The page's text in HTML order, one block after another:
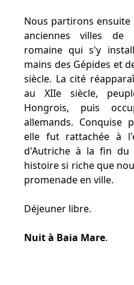
Nous partirons ensuite
anciennes villes de
romaine qui s'y
mains des Gépides et
siècle. La cité
au XIIe siècle,
Hongrois, puis
allemands. Conquise
elle fut rattachée à
d'Autriche à la fin du
histoire si riche que
promenade en ville.
Déjeuner libre.
Nuit à Baia Mare.